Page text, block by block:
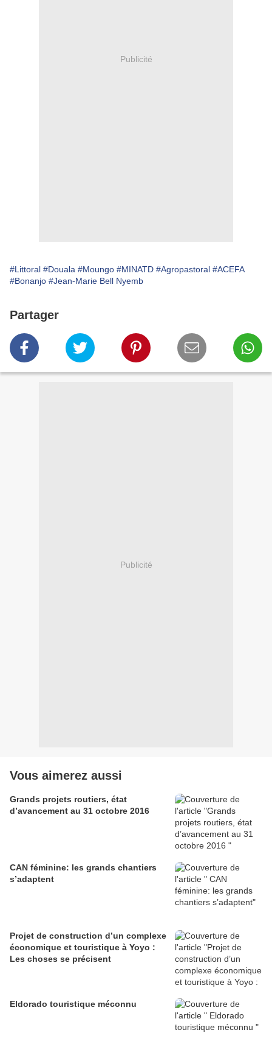
Publicité
#Littoral #Douala #Moungo #MINATD #Agropastoral #ACEFA
#Bonanjo #Jean-Marie Bell Nyemb
Partager
Publicité
Vous aimerez aussi
Grands projets routiers, état
d’avancement au 31 octobre 2016
CAN féminine: les grands chantiers
s’adaptent
Projet de construction d’un complexe
économique et touristique à Yoyo :
Les choses se précisent
Eldorado touristique méconnu